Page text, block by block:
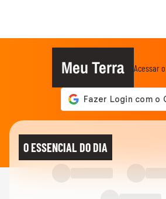
Meu Terra Acessar
O ESSENCIAL DO DIA